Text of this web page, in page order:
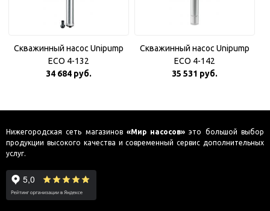
Скважинный насос Unipump
ECO 4-132
34 684 руб.
Скважинный насос Unipump
ECO 4-142
35 531 руб.
Нижегородская сеть магазинов «Мир насосов» это большой выбор
продукции высокого качества и современный сервис дополнительных
услуг.